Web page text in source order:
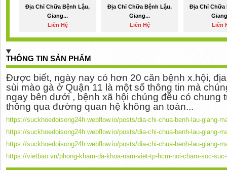
Địa Chỉ Chữa Bệnh Lậu,
Giang...
Liên Hệ
Địa Chỉ Chữa Bệnh Lậu,
Giang...
Liên Hệ
Địa Chỉ Chữa
Liên
THÔNG TIN SẢN PHẨM
Được biết, ngày nay có hơn 20 căn bệnh x.hội,
sùi mào gà ở Quận 11 là một số thông tin mà
ngay bên dưới , bệnh xã hội chúng đều có chung
thông qua đường quan hệ không an toàn...
https://suckhoedoisong24h.webflow.io/posts/dia-chi-chua-benh-lau-giang-
https://suckhoedoisong24h.webflow.io/posts/dia-chi-chua-benh-lau-giang-
https://suckhoedoisong24h.webflow.io/posts/dia-chi-chua-benh-lau-giang-
https://vietbao.vn/phong-kham-da-khoa-nam-viet-tp-hcm-noi-cham-soc-